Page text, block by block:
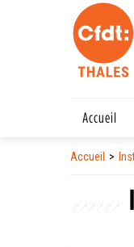
Accueil
Accueil